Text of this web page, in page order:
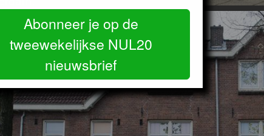
Abonneer je op de
tweewekelijkse NUL20
nieuwsbrief